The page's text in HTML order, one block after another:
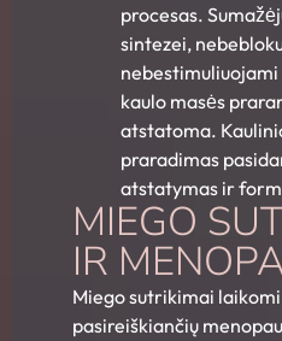
procesas.
sintezei,
kaulo masės
atstatoma.
praradimas
atstatymas ir
MIEGO
IR
Miego sutrikimai
pasireiškiančių